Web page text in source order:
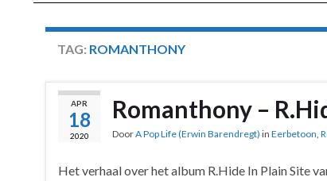
TAG: ROMANTHONY
APR
18
2020
Romanthony –
DoorA Pop Life (Erwin Barendregt) in Eerbetoon,
Het verhaal over het album R.Hide In Plain Site